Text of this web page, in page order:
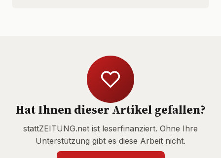
Hat Ihnen dieser Artikel gefallen?
stattZEITUNG.net ist leserfinanziert. Ohne Ihre
Unterstützung gibt es diese Arbeit nicht.